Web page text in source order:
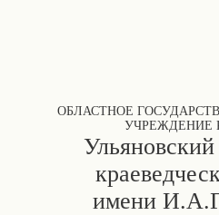
ОБЛАСТНОЕ
УЧРЕЖДЕНИЕ
имени